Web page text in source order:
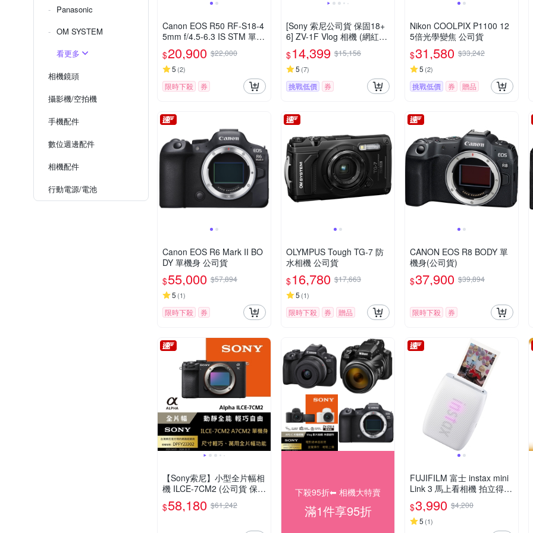
Panasonic
OM SYSTEM
看更多
相機鏡頭
攝影機/空拍機
手機配件
數位週邊配件
相機配件
行動電源/電池
Canon EOS R50 RF-S18-4
5mm f/4.5-6.3 IS STM 單鏡
組 公司貨
$20,900 $22,000
5 (2)
限時下殺 券
[Sony 索尼公司貨 保固18+
6] ZV-1F Vlog 相機 (網紅新
手/生活隨拍)
$14,399 $15,156
5 (7)
挑戰低價 券
Nikon COOLPIX P1100 12
5倍光學變焦 公司貨
$31,580 $33,242
5 (2)
挑戰低價 券 贈品
Canon EOS R6 Mark II BO
DY 單機身 公司貨
$55,000 $57,894
5 (1)
限時下殺 券
OLYMPUS Tough TG-7 防
水相機 公司貨
$16,780 $17,663
5 (1)
限時下殺 券 贈品
CANON EOS R8 BODY 單
機身(公司貨)
$37,900 $39,894
限時下殺 券
【Sony索尼】小型全片幅相
機 ILCE-7CM2 (公司貨 保固
18+6個月)
$58,180 $61,242
下殺95折⬅︎ 相機大特賣
滿1件享95折
FUJIFILM 富士 instax mini
Link 3 馬上看相機 拍立得
印相機 公司貨
$3,990 $4,200
5 (1)